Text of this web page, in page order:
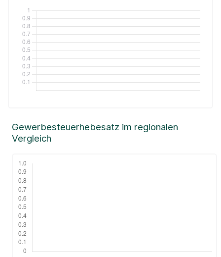
Gewerbesteuerhebesatz im regionalen
Vergleich